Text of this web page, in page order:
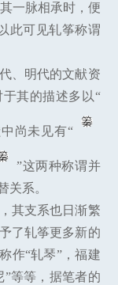
一脉相承时，便
此可见轧筝称谓
、明代的文献资
其的描述多以“
尚未见有“
”这两种称谓并
关系。
其支系也日渐繁
了轧筝更多新的
作“轧琴”，福建
”等等，据笔者的